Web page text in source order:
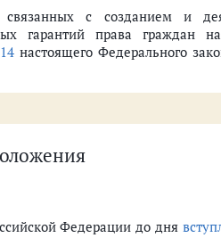
связанных с созданием и
гарантий права граждан
настоящего Федерального
Федерации до дня